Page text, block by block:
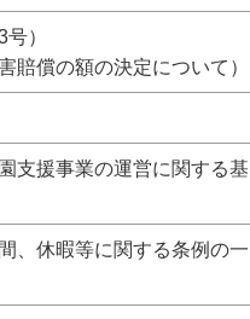
）
賠償の額の決定について）
支援事業の運営に関する基
、休暇等に関する条例の一